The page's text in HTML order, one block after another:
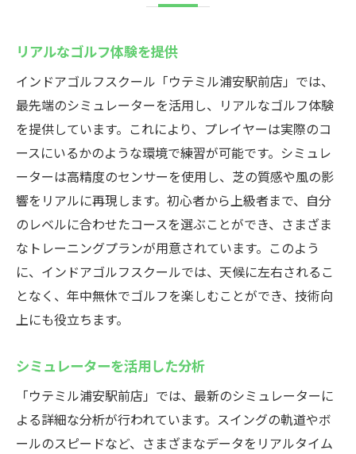
リアルなゴルフ体験を提供
インドアゴルフスクール「ウテミル浦安駅前店」では、
最先端のシミュレーターを活用し、リアルなゴルフ体験
を提供しています。これにより、プレイヤーは実際のコ
ースにいるかのような環境で練習が可能です。シミュレ
ーターは高精度のセンサーを使用し、芝の質感や風の影
響をリアルに再現します。初心者から上級者まで、自分
のレベルに合わせたコースを選ぶことができ、さまざま
なトレーニングプランが用意されています。このよう
に、インドアゴルフスクールでは、天候に左右されるこ
となく、年中無休でゴルフを楽しむことができ、技術向
上にも役立ちます。
シミュレーターを活用した分析
「ウテミル浦安駅前店」では、最新のシミュレーターに
よる詳細な分析が行われています。スイングの軌道やボ
ールのスピードなど、さまざまなデータをリアルタイム